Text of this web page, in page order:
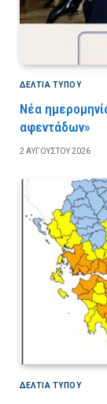
ΔΕΛΤΙΑ ΤΥΠΟΥ
Νέα
αφεντάδων»
2 ΑΥΓΟΎΣΤΟΥ 2026
ΔΕΛΤΙΑ ΤΥΠΟΥ